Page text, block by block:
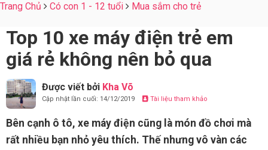
Trang Chủ Có con 1 - 12 tuổi Mua sắm cho trẻ
Top 10 xe máy điện trẻ em
giá rẻ không nên bỏ qua
Được viết bởi Kha Võ
Cập nhật lần cuối: 14/12/2019 Tài liệu tham khảo
Bên cạnh ô tô, xe máy điện cũng là món đồ chơi mà
rất nhiều bạn nhỏ yêu thích. Thế nhưng vô vàn các